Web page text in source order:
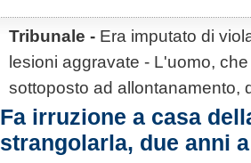
Tribunale - Era imputato di
lesioni aggravate - L'uomo,
sottoposto ad allontanamento,
Fa irruzione a casa
strangolarla, due anni